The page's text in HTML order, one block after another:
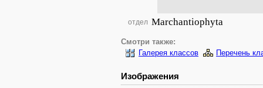
отдел Marchantiophyta
Смотри также:
Галерея классов
Перечень
Изображения